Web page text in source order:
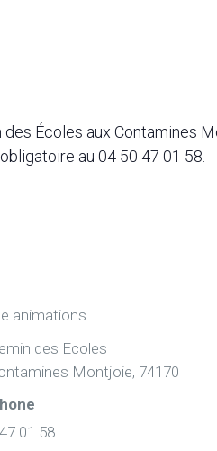
des Écoles aux Contamines
au 04 50 47 01 58.
animations
des Ecoles
Montjoie, 74170
01 58